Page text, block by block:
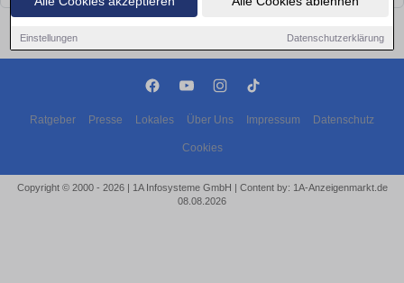
Einstellungen Datenschutzerklärung
Ratgeber Presse Lokales Über Uns Impressum Datenschutz
Cookies
Copyright © 2000 - 2026 | 1A Infosysteme GmbH | Content by: 1A-Anzeigenmarkt.de
08.08.2026